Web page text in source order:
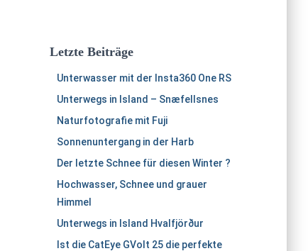
n
Letzte Beiträge
Unterwasser mit der Insta360 One RS
Unterwegs in Island – Snæfellsnes
Naturfotografie mit Fuji
Sonnenuntergang in der Harb
Der letzte Schnee für diesen Winter ?
Hochwasser, Schnee und grauer
Himmel
Unterwegs in Island Hvalfjörður
Ist die CatEye GVolt 25 die perfekte